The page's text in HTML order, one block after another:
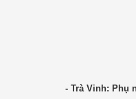
- Trà Vinh: Phụ